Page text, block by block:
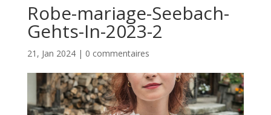
Robe-mariage-Seebach-
Gehts-In-2023-2
21, Jan 2024| 0 commentaires